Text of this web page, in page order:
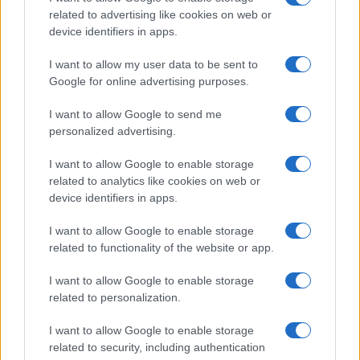
related to advertising like cookies on web or
device identifiers in apps.
I want to allow my user data to be sent to
Google for online advertising purposes.
I want to allow Google to send me
personalized advertising.
I want to allow Google to enable storage
related to analytics like cookies on web or
device identifiers in apps.
I want to allow Google to enable storage
related to functionality of the website or app.
I want to allow Google to enable storage
related to personalization.
I want to allow Google to enable storage
related to security, including authentication
autosbandierata superiorità morale della
doppiopesismo degli amici degli amici fa danni
seri a cose e persone. In compenso,
l’autorappresentazione che i compagni della Ztl
fanno di loro stessi si sta sgretolando davanti
all’oggettività dei fatti.
Il libro, che si legge con lo stesso sgomento di un
romanzo dell’orrore, passa in rassegna alcuni casi
sconvolgenti, che vanno da un martire come Enzo
Tortora ad un magistrato, oggi condannato in
sotto Dio comePiercamillo Davigo. E Porro fa